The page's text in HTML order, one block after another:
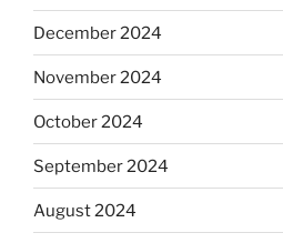
December 2024
November 2024
October 2024
September 2024
August 2024